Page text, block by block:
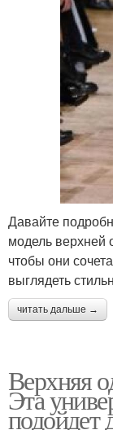
Давайте
модель верхней
чтобы они
выглядеть
читать дальше →
Верхняя
Эта
подойдет